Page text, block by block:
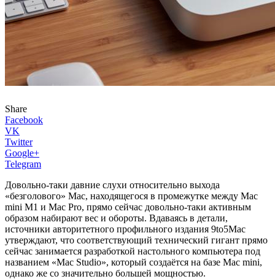
Share
Facebook
VK
Twitter
Google+
Telegram
Довольно-таки давние слухи относительно выхода
«безголового» Mac, находящегося в промежутке между Mac
mini M1 и Mac Pro, прямо сейчас довольно-таки активным
образом набирают вес и обороты. Вдаваясь в детали,
источники авторитетного профильного издания 9to5Mac
утверждают, что соответствующий технический гигант прямо
сейчас занимается разработкой настольного компьютера под
названием «Mac Studio», который создаётся на базе Mac mini,
однако же со значительно большей мощностью.